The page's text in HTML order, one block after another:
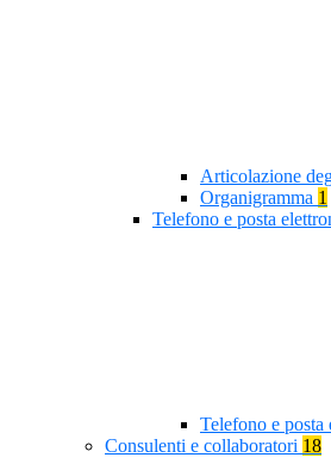
Articolazione
Organigramma 1
Telefono e posta
Telefono e posta
Consulenti e collaboratori 18